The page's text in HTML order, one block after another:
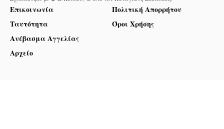
Επικοινωνία
Ταυτότητα
Ανέβασμα Αγγελίας
Αρχείο
Πολιτική Απορρήτου
Όροι Χρήσης